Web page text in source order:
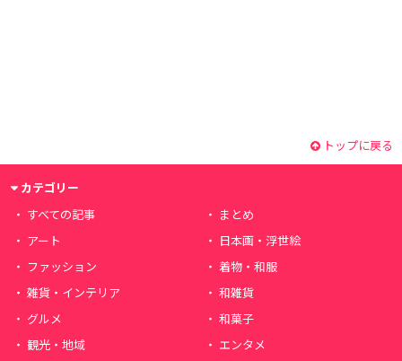
トップに戻る
カテゴリー
すべての記事
まとめ
アート
日本画・浮世絵
ファッション
着物・和服
雑貨・インテリア
和雑貨
グルメ
和菓子
観光・地域
エンタメ